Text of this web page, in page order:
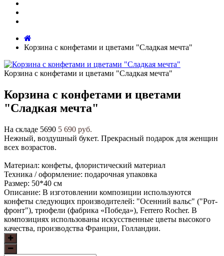
Корзина с конфетами и цветами "Сладкая мечта"
Корзина с конфетами и цветами "Сладкая мечта"
Корзина с конфетами и цветами
"Сладкая мечта"
На складе 5690 5 690 руб.
Нежный, воздушный букет. Прекрасный подарок для женщин
всех возрастов.
Материал: конфеты, флористический материал
Техника / оформление: подарочная упаковка
Размер: 50*40 см
Описание: В изготовлении композиции используются
конфеты следующих производителей: "Осенний вальс" ("Рот-
фронт"), трюфели (фабрика «Победа»), Ferrero Rocher. В
композициях использованы искусственные цветы высокого
качества, производства Франции, Голландии.